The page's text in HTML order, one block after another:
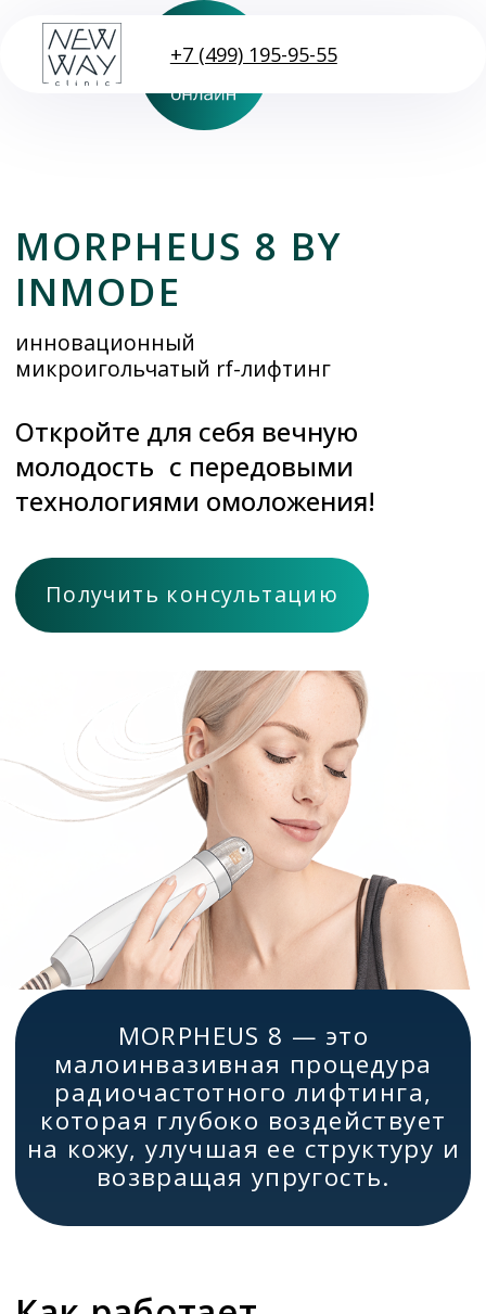
MORPHEUS 8 — это
малоинвазивная процедура
радиочастотного лифтинга,
которая глубоко воздействует
на кожу, улучшая ее структуру и
возвращая упругость.
Откройте для себя вечную
молодость с передовыми
технологиями омоложения!
инновационный
микроигольчатый rf-лифтинг
Получить консультацию
Тройное действие для
максимального эффекта
Как работает
MORPHEUS 8
и омоложение на клеточном уровне
Метод сочетает микроигольчатую
технологию и RF-энергию,
воздействуя на кожу на глубоком
уровне. Это стимулирует активное
обновление тканей и выработку
коллагена.